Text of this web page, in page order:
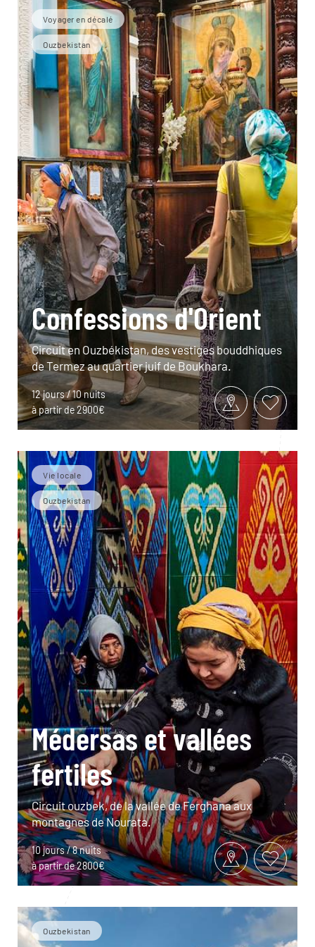
Voyager en décalé
Ouzbekistan
Confessions d'Orient
Circuit en Ouzbékistan, des vestiges bouddhiques
de Termez au quartier juif de Boukhara.
12 jours / 10 nuits
à partir de 2900€
Vie locale
Ouzbekistan
Médersas et vallées
fertiles
Circuit ouzbek, de la vallée de Ferghana aux
montagnes de Nourata.
10 jours / 8 nuits
à partir de 2800€
Ouzbekistan